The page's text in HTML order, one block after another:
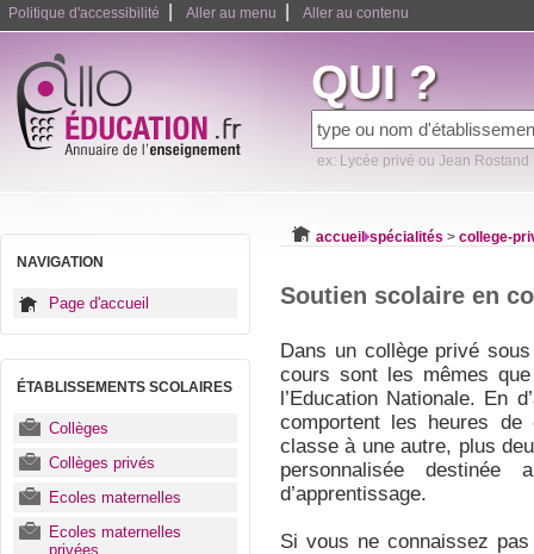
Politique d'accessibilité Aller au menu Aller au contenu
QUI ?
ex: Lycée privé ou Jean Rostand
NAVIGATION
Page d'accueil
ÉTABLISSEMENTS SCOLAIRES
Collèges
Collèges privés
Ecoles maternelles
Ecoles maternelles
privées
accueil spécialités > college-
Soutien scolaire en
Dans un collège privé
cours sont les mêmes
l’Education Nationale. En
comportent les heures de
classe à une autre, plus
personnalisée
d’apprentissage.
Si vous ne connaissez